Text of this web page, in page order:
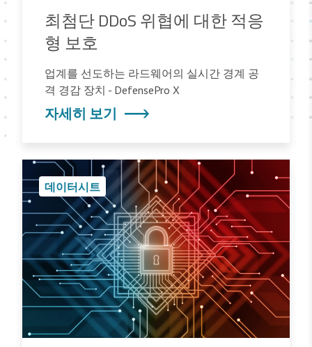
최첨단 DDoS 위협에 대한 적응
형 보호
업계를 선도하는 라드웨어의 실시간 경계 공
격 경감 장치 - DefensePro X
자세히 보기
데이터시트